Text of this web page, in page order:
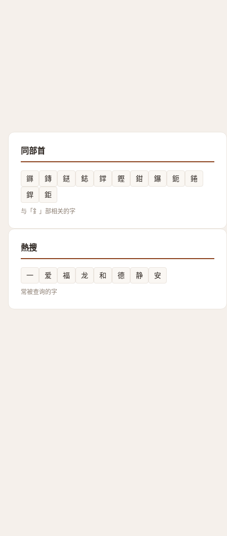
同部首
䥙 鏄 鎹 鋕 鐣 鏗 鉗 鑤 鈪
錈
銲
鉅
与「釒」部相关的字
熱搜
一 爱 福 龙 和 德 静 安
常被查询的字